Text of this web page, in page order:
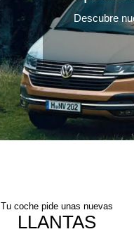
Descubre
Tu coche pide unas nuevas
LLANTAS